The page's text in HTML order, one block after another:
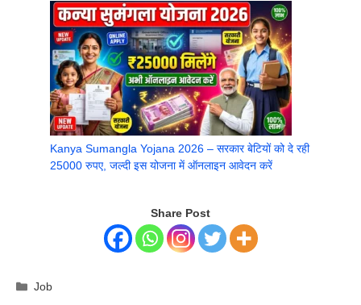
Kanya Sumangla Yojana 2026 – सरकार बेटियों को दे रही
25000 रुपए, जल्दी इस योजना में ऑनलाइन आवेदन करें
Share Post
Categories
Job